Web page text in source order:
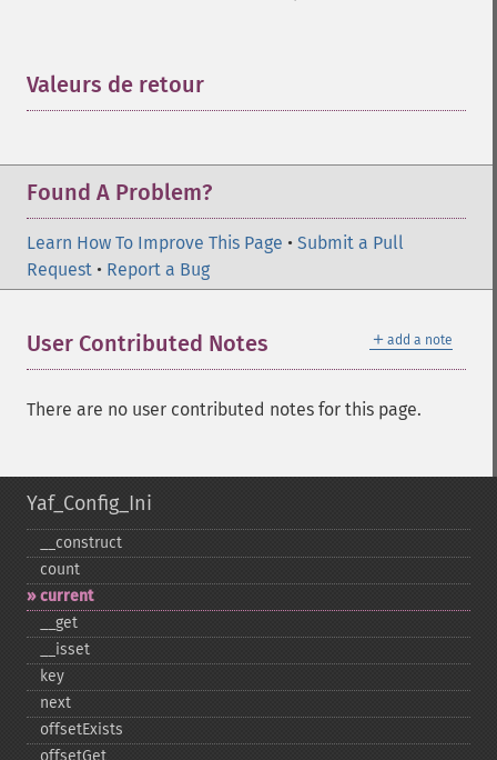
Valeurs de retour
Found A Problem?
Learn How To Improve This Page • Submit a Pull
Request • Report a Bug
＋ add a note
User Contributed Notes
There are no user contributed notes for this page.
Yaf_Config_Ini
_​_​construct
count
current
_​_​get
_​_​isset
key
next
offsetExists
offsetGet